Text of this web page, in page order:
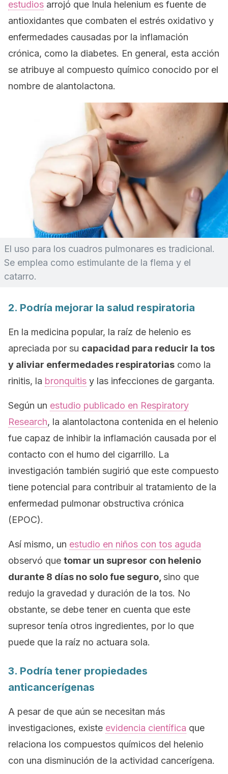
estudios arrojó que Inula helenium es fuente de
antioxidantes que combaten el estrés oxidativo y
enfermedades causadas por la inflamación
crónica, como la diabetes. En general, esta acción
se atribuye al compuesto químico conocido por el
nombre de alantolactona.
El uso para los cuadros pulmonares es tradicional.
Se emplea como estimulante de la flema y el
catarro.
2. Podría mejorar la salud respiratoria
En la medicina popular, la raíz de helenio es
apreciada por su capacidad para reducir la tos
y aliviar enfermedades respiratorias como la
rinitis, la bronquitis y las infecciones de garganta.
Según un estudio publicado en Respiratory
Research, la alantolactona contenida en el helenio
fue capaz de inhibir la inflamación causada por el
contacto con el humo del cigarrillo. La
investigación también sugirió que este compuesto
tiene potencial para contribuir al tratamiento de la
enfermedad pulmonar obstructiva crónica
(EPOC).
Así mismo, un estudio en niños con tos aguda
observó que tomar un supresor con helenio
durante 8 días no solo fue seguro, sino que
redujo la gravedad y duración de la tos. No
obstante, se debe tener en cuenta que este
supresor tenía otros ingredientes, por lo que
puede que la raíz no actuara sola.
3. Podría tener propiedades
anticancerígenas
A pesar de que aún se necesitan más
investigaciones, existe evidencia científica que
relaciona los compuestos químicos del helenio
con una disminución de la actividad cancerígena.